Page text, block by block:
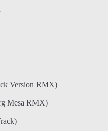
Version RMX)
Mesa RMX)